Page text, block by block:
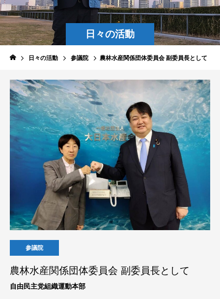
日々の活動
日々の活動 参議院 農林水産関係団体委員会 副委員長として
参議院
農林水産関係団体委員会 副委員長として
自由民主党組織運動本部